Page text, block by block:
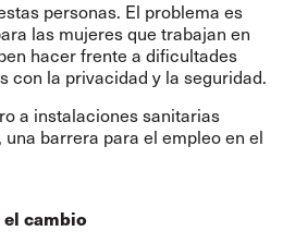
personas. El problema es
las mujeres que trabajan en
hacer frente a dificultades
con la privacidad y la seguridad.
a instalaciones sanitarias
barrera para el empleo en el
cambio